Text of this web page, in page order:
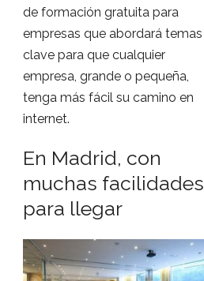
de formación gratuita para
empresas que abordará temas
clave para que cualquier
empresa, grande o pequeña,
tenga más fácil su camino en
internet.
En Madrid, con
muchas facilidades
para llegar